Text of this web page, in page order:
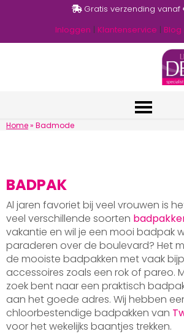
Gratis verzending vanaf
Inloggen | Klantenservice | Blog
Home» Badmode
BADPAK
Al jaren favoriet bij veel vrouwen is
veel verschillende soorten
vakantie en wil je een mooi badpak
paraderen over de boulevard? Het
de mooiste badpakken met vaak
accessoires zoals een rok of pareo.
zoek bent naar een praktisch
aan het goede adres. Wij hebben
chloorbestendige badpakken van
voor het wekelijks baantjes trekken.